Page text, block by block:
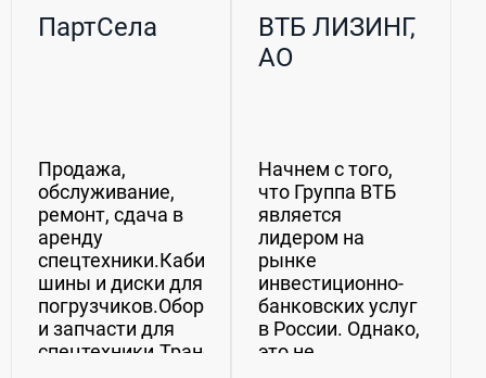
ПартСела
Продажа,
обслуживание,
ремонт, сдача в
аренду
спецтехники.Кабины,
шины и диски для
погрузчиков.Оборудование
и запчасти для
спецтехники.Транспортировщики
ВТБ ЛИЗИНГ,
АО
Начнем с того,
что Группа ВТБ
является
лидером на
рынке
инвестиционно-
банковских услуг
в России. Однако,
это не